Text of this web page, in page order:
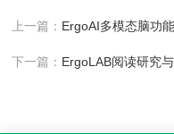
上一篇： ErgoAI多模态脑功
下一篇： ErgoLAB阅读研究